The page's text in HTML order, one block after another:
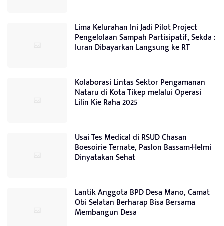
Lima Kelurahan Ini Jadi Pilot Project
Pengelolaan Sampah Partisipatif, Sekda :
Iuran Dibayarkan Langsung ke RT
Kolaborasi Lintas Sektor Pengamanan
Nataru di Kota Tikep melalui Operasi
Lilin Kie Raha 2025
Usai Tes Medical di RSUD Chasan
Boesoirie Ternate, Paslon Bassam-Helmi
Dinyatakan Sehat
Lantik Anggota BPD Desa Mano, Camat
Obi Selatan Berharap Bisa Bersama
Membangun Desa